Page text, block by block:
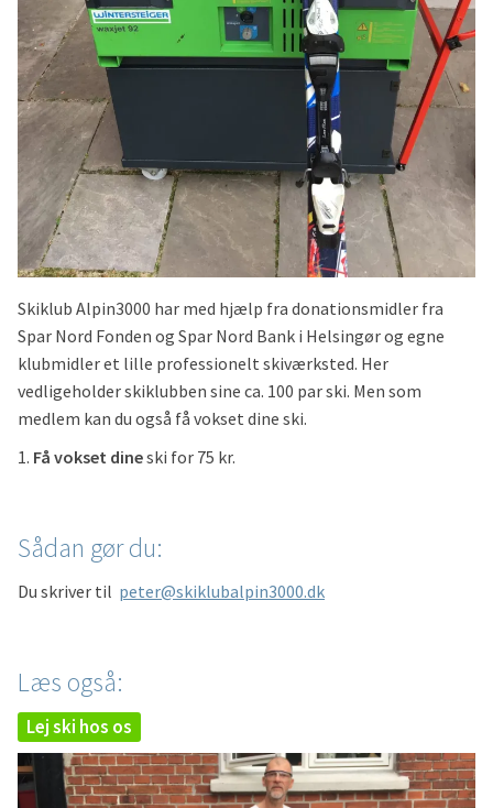
Mine sider: (ved pil ned)
Log ind
Skiklub Alpin3000 har med hjælp fra donationsmidler fra
Spar Nord Fonden og Spar Nord Bank i Helsingør og egne
klubmidler et lille professionelt skiværksted. Her
vedligeholder skiklubben sine ca. 100 par ski. Men som
medlem kan du også få vokset dine ski.
1. Få vokset dineski for 75 kr.
Sådan gør du:
Du skriver til peter@skiklubalpin3000.dk
Læs også:
Lej ski hos os